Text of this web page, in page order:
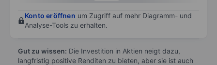
Konto eröffnen um Zugriff auf mehr Diagramm- und
Analyse-Tools zu erhalten.
Gut zu wissen: Die Investition in Aktien neigt dazu,
langfristig positive Renditen zu bieten, aber sie ist auch